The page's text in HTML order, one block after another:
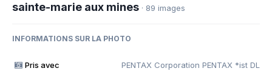
sainte-marie aux mines · 89 images
INFORMATIONS SUR LA PHOTO
Pris avec PENTAX Corporation PENTAX *ist DL